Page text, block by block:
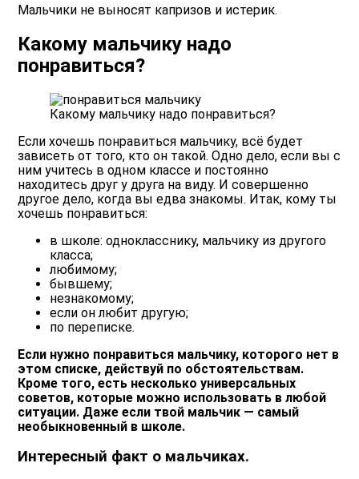
Мальчики не выносят капризов и истерик.
Какому мальчику надо
понравиться?
Какому мальчику надо понравиться?
Если хочешь понравиться мальчику, всё будет
зависеть от того, кто он такой. Одно дело, если вы с
ним учитесь в одном классе и постоянно
находитесь друг у друга на виду. И совершенно
другое дело, когда вы едва знакомы. Итак, кому ты
хочешь понравиться:
в школе: однокласснику, мальчику из другого
класса;
любимому;
бывшему;
незнакомому;
если он любит другую;
по переписке.
Если нужно понравиться мальчику, которого нет в
этом списке, действуй по обстоятельствам.
Кроме того, есть несколько универсальных
советов, которые можно использовать в любой
ситуации. Даже если твой мальчик — самый
необыкновенный в школе.
Интересный факт о мальчиках.